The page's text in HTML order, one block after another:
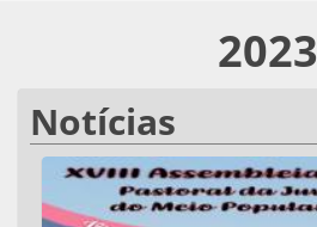
2023
Notícias